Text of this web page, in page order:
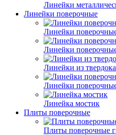
Линейки
Линейки поверочные
Линейки
Линейки
Линейки из
Линейки
Линейка мостик
Плиты поверочные
Плиты поверочные